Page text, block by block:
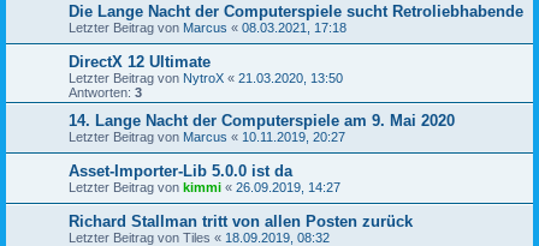
Die Lange Nacht der Computerspiele sucht Retroliebhabende
Letzter Beitrag von Marcus « 08.03.2021, 17:18
DirectX 12 Ultimate
Letzter Beitrag von NytroX « 21.03.2020, 13:50
Antworten: 3
14. Lange Nacht der Computerspiele am 9. Mai 2020
Letzter Beitrag von Marcus « 10.11.2019, 20:27
Asset-Importer-Lib 5.0.0 ist da
Letzter Beitrag von kimmi « 26.09.2019, 14:27
Richard Stallman tritt von allen Posten zurück
Letzter Beitrag von Tiles « 18.09.2019, 08:32